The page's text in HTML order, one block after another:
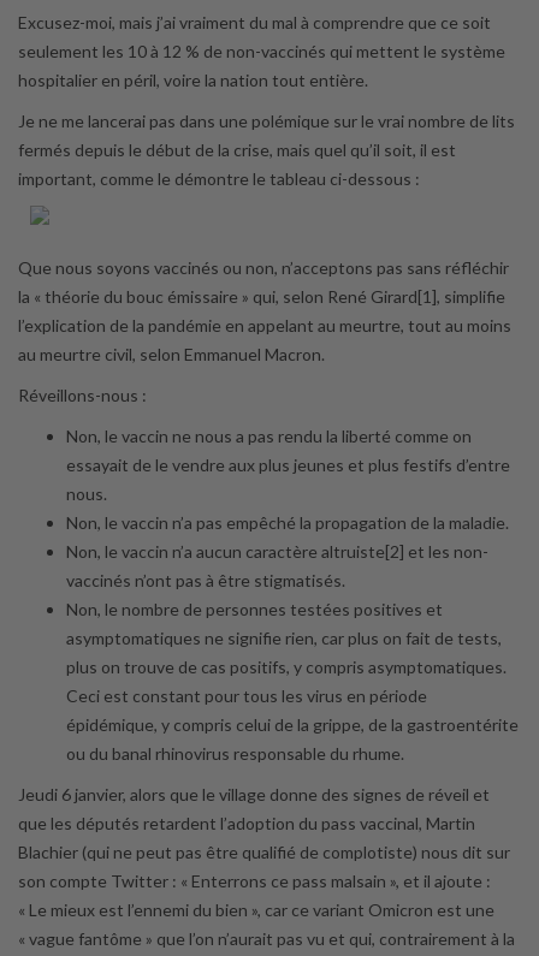
Excusez-moi, mais j’ai vraiment du mal à comprendre que ce soit
seulement les 10 à 12 % de non-vaccinés qui mettent le système
hospitalier en péril, voire la nation tout entière.
Je ne me lancerai pas dans une polémique sur le vrai nombre de lits
fermés depuis le début de la crise, mais quel qu’il soit, il est
important, comme le démontre le tableau ci-dessous :
Que nous soyons vaccinés ou non, n’acceptons pas sans réfléchir
la « théorie du bouc émissaire » qui, selon René Girard[1], simplifie
l’explication de la pandémie en appelant au meurtre, tout au moins
au meurtre civil, selon Emmanuel Macron.
Réveillons-nous :
Non, le vaccin ne nous a pas rendu la liberté comme on
essayait de le vendre aux plus jeunes et plus festifs d’entre
nous.
Non, le vaccin n’a pas empêché la propagation de la maladie.
Non, le vaccin n’a aucun caractère altruiste[2] et les non-
vaccinés n’ont pas à être stigmatisés.
Non, le nombre de personnes testées positives et
asymptomatiques ne signifie rien, car plus on fait de tests,
plus on trouve de cas positifs, y compris asymptomatiques.
Ceci est constant pour tous les virus en période
épidémique, y compris celui de la grippe, de la gastroentérite
ou du banal rhinovirus responsable du rhume.
Jeudi 6 janvier, alors que le village donne des signes de réveil et
que les députés retardent l’adoption du pass vaccinal, Martin
Blachier (qui ne peut pas être qualifié de complotiste) nous dit sur
son compte Twitter : « Enterrons ce pass malsain », et il ajoute :
« Le mieux est l’ennemi du bien », car ce variant Omicron est une
« vague fantôme » que l’on n’aurait pas vu et qui, contrairement à la